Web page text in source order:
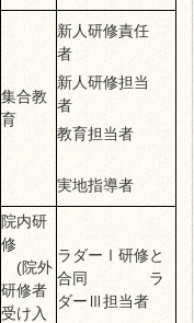
集合教
育
新人研修責任
者
新人研修担当
者
教育担当者
実地指導者
院内研
修
(院外
研修者
受け入
ラダーⅠ研修と
合同 ラ
ダーⅢ担当者